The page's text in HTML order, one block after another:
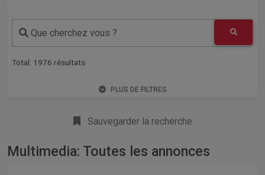
Que cherchez vous ?
Total: 1976 résultats
PLUS DE FILTRES
Sauvegarder la recherche
Multimedia: Toutes les annonces